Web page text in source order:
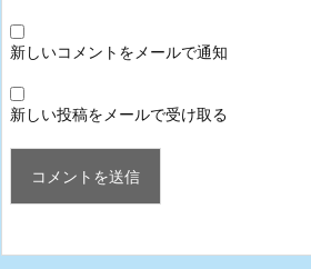
新しいコメントをメールで通知
新しい投稿をメールで受け取る